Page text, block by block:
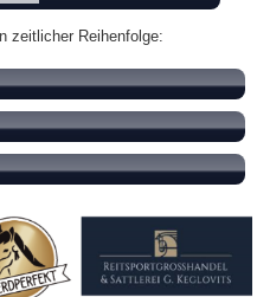
zeitlicher Reihenfolge: